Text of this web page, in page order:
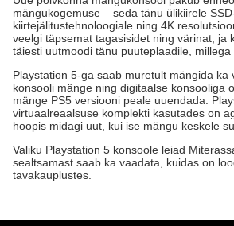
mängukogemuse – seda tänu ülikiirele
kiirtejälitustehnoloogiale ning 4K
veelgi täpsemat tagasisidet ning värinat, ja
täiesti uutmoodi tänu puuteplaadile, millega
Playstation 5-ga saab muretult mängida ka
konsooli mänge ning digitaalse konsooliga
mänge PS5 versiooni peale uuendada.
virtuaalreaalsuse komplekti kasutades on
hoopis midagi uut, kui ise mängu keskele
Valiku Playstation 5 konsoole leiad
sealtsamast saab ka vaadata, kuidas on
tavakauplustes.